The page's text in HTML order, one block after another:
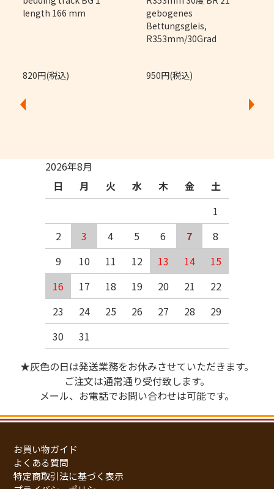
length 166 mm
820円(税込)
gebogenes
Bettungsgleis,
R353mm/30Grad
950円(税込)
2026年8月
日
月 火 水 木 金
土
1
2
3 4 5 6 7
8
9
10 11 12 13 14
15
16
17 18 19 20 21
22
23
24 25 26 27 28
29
30
31
★灰色の日は発送業務をお休みさせていただきます。
ご注文は通常通り受付致します。
メール、お電話でお問い合わせは可能です。
お買い物ガイド
よくある質問
特定商取引法に基づく表示